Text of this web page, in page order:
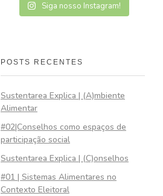
Siga nosso Instagram!
POSTS RECENTES
Sustentarea Explica | (A)mbiente
Alimentar
#02|Conselhos como espaços de
participação social
Sustentarea Explica | (C)onselhos
#01 | Sistemas Alimentares no
Contexto Eleitoral